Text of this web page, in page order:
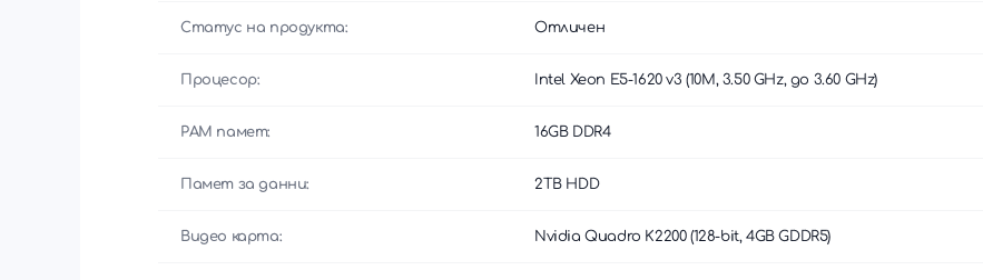
Статус на продукта: Отличен
Процесор: Intel Xeon E5-1620 v3 (10M, 3.50 GHz, до 3.60 GHz)
РАМ памет: 16GB DDR4
Памет за данни: 2TB HDD
Видео карта: Nvidia Quadro K2200 (128-bit, 4GB GDDR5)